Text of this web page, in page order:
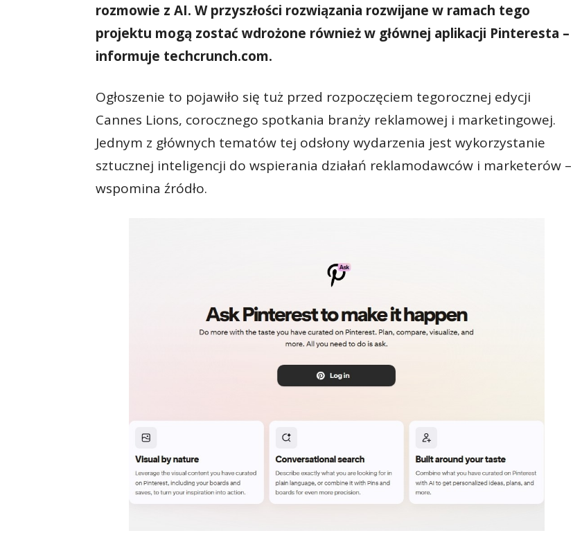
rozmowie z AI. W przyszłości rozwiązania rozwijane w ramach tego
projektu mogą zostać wdrożone również w głównej aplikacji Pinteresta –
informuje techcrunch.com.
Ogłoszenie to pojawiło się tuż przed rozpoczęciem tegorocznej edycji
Cannes Lions, corocznego spotkania branży reklamowej i marketingowej.
Jednym z głównych tematów tej odsłony wydarzenia jest wykorzystanie
sztucznej inteligencji do wspierania działań reklamodawców i marketerów –
wspomina źródło.